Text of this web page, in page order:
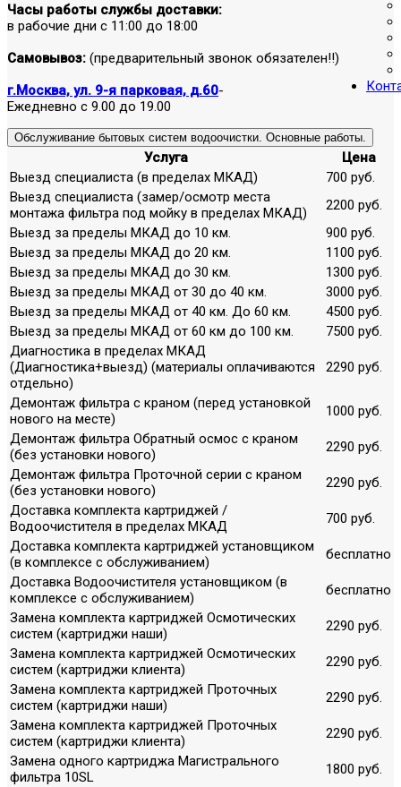
Часы работы службы доставки:
в рабочие дни с 11:00 до 18:00
Самовывоз: (предварительный звонок обязателен!!)
г.Москва, ул. 9-я парковая, д.60-
Ежедневно с 9.00 до 19.00
Обслуживание бытовых систем водоочистки. Основные работы.
Услуга
Цена
Выезд специалиста (в пределах МКАД)
700 руб.
Выезд специалиста (замер/осмотр места
монтажа фильтра под мойку в пределах МКАД)
2200 руб.
Выезд за пределы МКАД до 10 км.
900 руб.
Выезд за пределы МКАД до 20 км.
1100 руб.
Выезд за пределы МКАД до 30 км.
1300 руб.
Выезд за пределы МКАД от 30 до 40 км.
3000 руб.
Выезд за пределы МКАД от 40 км. До 60 км.
4500 руб.
Выезд за пределы МКАД от 60 км до 100 км.
7500 руб.
Диагностика в пределах МКАД
(Диагностика+выезд) (материалы оплачиваются
отдельно)
2290 руб.
Демонтаж фильтра с краном (перед установкой
нового на месте)
1000 руб.
Демонтаж фильтра Обратный осмос с краном
(без установки нового)
2290 руб.
Демонтаж фильтра Проточной серии с краном
(без установки нового)
2290 руб.
Доставка комплекта картриджей /
Водоочистителя в пределах МКАД
700 руб.
Доставка комплекта картриджей установщиком
(в комплексе с обслуживанием)
бесплатно
Доставка Водоочистителя установщиком (в
комплексе с обслуживанием)
бесплатно
Замена комплекта картриджей Осмотических
систем (картриджи наши)
2290 руб.
Замена комплекта картриджей Осмотических
систем (картриджи клиента)
2290 руб.
Замена комплекта картриджей Проточных
систем (картриджи наши)
2290 руб.
Замена комплекта картриджей Проточных
систем (картриджи клиента)
2290 руб.
Замена одного картриджа Магистрального
фильтра 10SL
1800 руб.